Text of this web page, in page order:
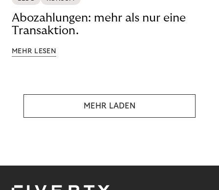
Abozahlungen: mehr als nur eine
Transaktion.
MEHR LESEN
MEHR LADEN